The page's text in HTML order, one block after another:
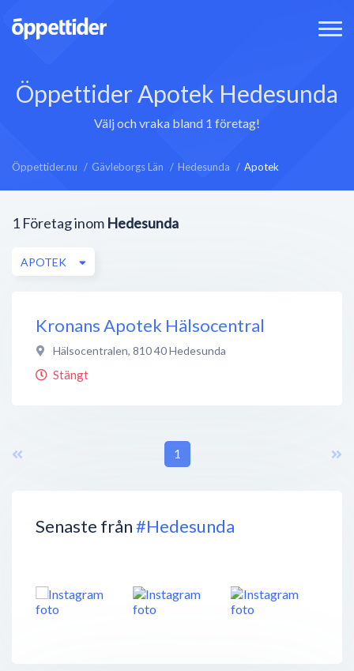
Öppettider Apotek Hedesunda
Välj och vraka bland 1 företag!
Öppettider.nu Gävleborgs Län Hedesunda Apotek
Senaste från#Hedesunda
1 Företag inom Hedesunda
APOTEK
Kronans Apotek Hälsocentral
Hälsocentralen, 810 40Hedesunda
Stängt
1